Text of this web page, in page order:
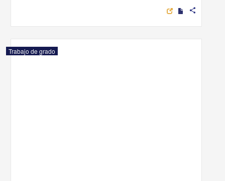
share
Trabajo de grado